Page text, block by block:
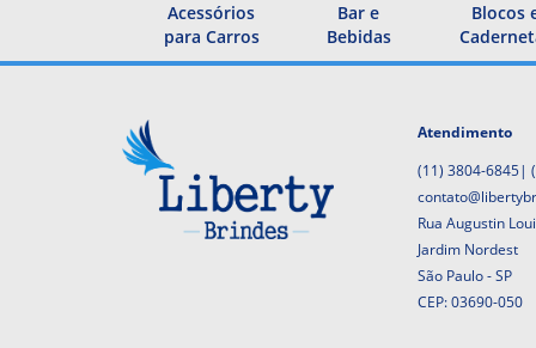
Acessórios
para Carros
Bar e
Bebidas
Blocos
Atendimento
(11) 3804-6845|
Rua Augustin
Jardim Nordest
São Paulo - SP
CEP: 03690-050